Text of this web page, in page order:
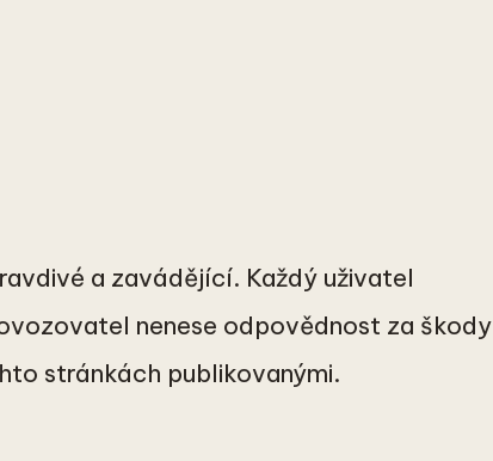
a zavádějící. Každý uživatel
nenese odpovědnost za škody
stránkách publikovanými.